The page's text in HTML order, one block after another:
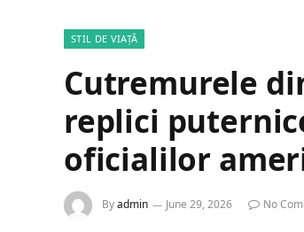
STIL DE VIAȚĂ
Cutremurele
replici
oficialilor
Byadmin June 29, 2026 No